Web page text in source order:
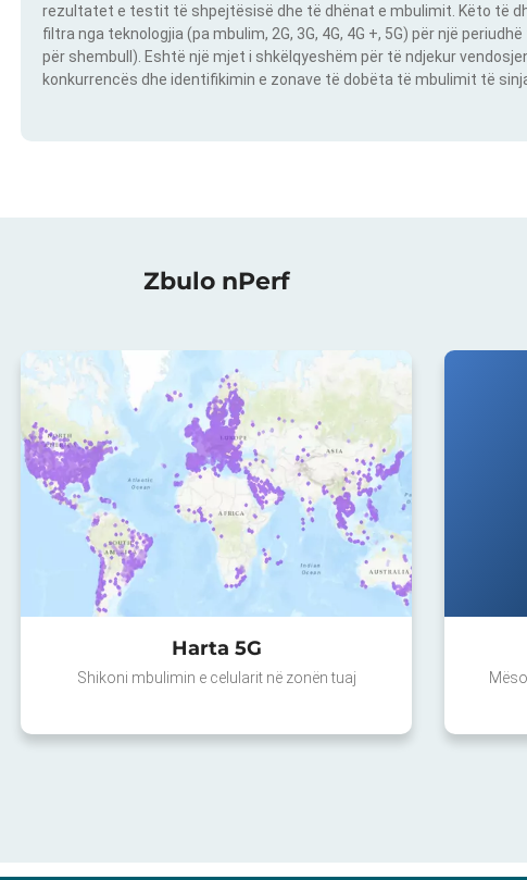
rezultatet e testit të shpejtësisë dhe të dhënat e mbulimit. Këto të
filtra nga teknologjia (pa mbulim, 2G, 3G, 4G, 4G +, 5G) për një
për shembull). Eshtë një mjet i shkëlqyeshëm për të ndjekur
konkurrencës dhe identifikimin e zonave të dobëta të mbulimit të
Zbulo nPerf
Harta 5G
Shikoni mbulimin e celularit në zonën tuaj